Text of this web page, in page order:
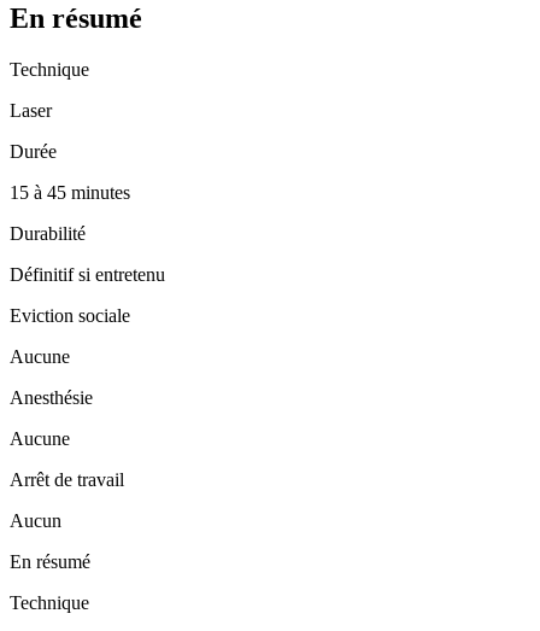
En résumé
Technique
Laser
Durée
15 à 45 minutes
Durabilité
Définitif si entretenu
Eviction sociale
Aucune
Anesthésie
Aucune
Arrêt de travail
Aucun
En résumé
Technique